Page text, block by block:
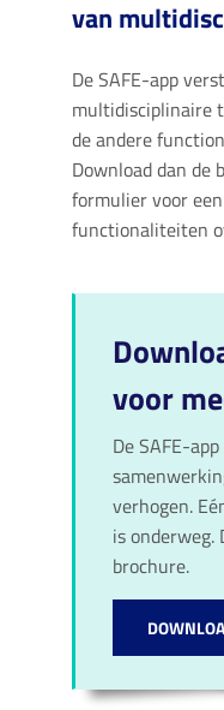
van
De SAFE-app
multidisciplinaire
de andere
Download dan de
formulier voor
functionaliteiten
voor
De SAFE-
verhogen.
is onderweg.
brochure.